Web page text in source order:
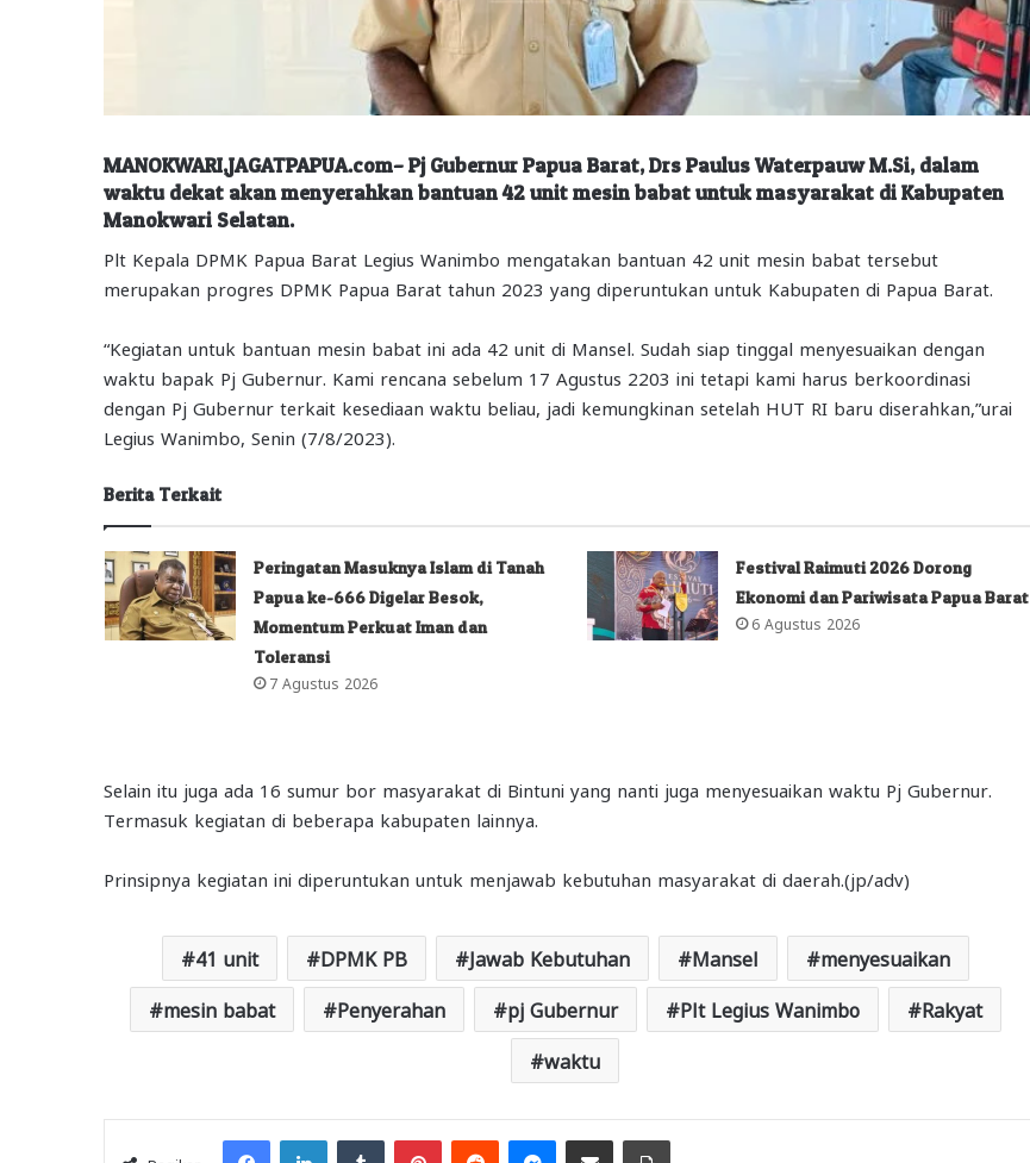
MANOKWARI,JAGATPAPUA.com– Pj Gubernur Papua Barat, Drs Paulus Waterpauw M.Si, dalam
waktu dekat akan menyerahkan bantuan 42 unit mesin babat untuk masyarakat di Kabupaten
Manokwari Selatan.
Plt Kepala DPMK Papua Barat Legius Wanimbo mengatakan bantuan 42 unit mesin babat tersebut
merupakan progres DPMK Papua Barat tahun 2023 yang diperuntukan untuk Kabupaten di Papua Barat.
“Kegiatan untuk bantuan mesin babat ini ada 42 unit di Mansel. Sudah siap tinggal menyesuaikan dengan
waktu bapak Pj Gubernur. Kami rencana sebelum 17 Agustus 2203 ini tetapi kami harus berkoordinasi
dengan Pj Gubernur terkait kesediaan waktu beliau, jadi kemungkinan setelah HUT RI baru diserahkan,”urai
Legius Wanimbo, Senin (7/8/2023).
Berita Terkait
Peringatan Masuknya Islam di Tanah
Papua ke-666 Digelar Besok,
Momentum Perkuat Iman dan
Toleransi
7 Agustus 2026
Festival Raimuti 2026 Dorong
Ekonomi dan Pariwisata Papua Barat
6 Agustus 2026
Selain itu juga ada 16 sumur bor masyarakat di Bintuni yang nanti juga menyesuaikan waktu Pj Gubernur.
Termasuk kegiatan di beberapa kabupaten lainnya.
Prinsipnya kegiatan ini diperuntukan untuk menjawab kebutuhan masyarakat di daerah.(jp/adv)
41 unit DPMK PB Jawab Kebutuhan Mansel menyesuaikan
mesin babat Penyerahan pj Gubernur Plt Legius Wanimbo Rakyat
waktu
FacebookLinkedInTumblr PinterestReddit Messenger
Share via Email Print